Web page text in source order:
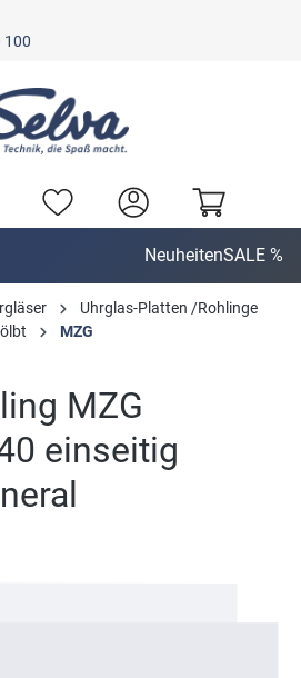
100
NeuheitenSALE %
Uhrglas-Platten /Rohlinge
MZG
MZG
einseitig